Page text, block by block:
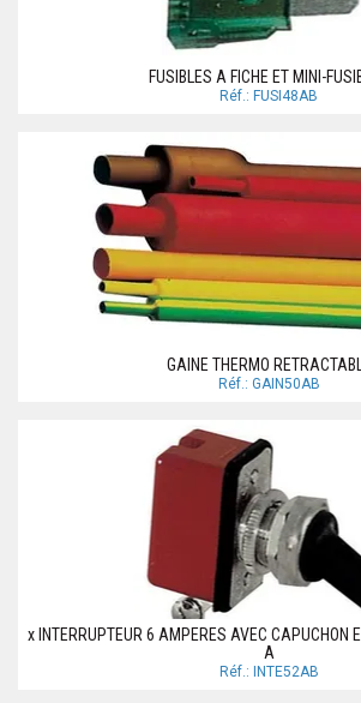
FUSIBLES A FICHE ET MINI-
Réf.: FUSI48AB
GAINE THERMO
Réf.: GAIN50AB
x INTERRUPTEUR 6 AMPERES AVEC CAPUCHON
A
Réf.: INTE52AB